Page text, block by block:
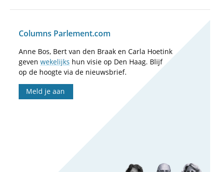
Columns Parlement.com
Anne Bos, Bert van den Braak en Carla Hoetink
geven wekelijks hun visie op Den Haag. Blijf
op de hoogte via de nieuwsbrief.
Meld je aan